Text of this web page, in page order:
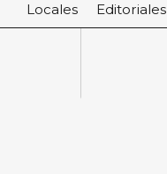
Locales Editoriales